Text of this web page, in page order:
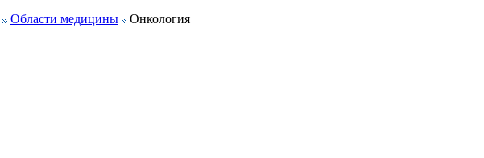
Области медицины
Онкология